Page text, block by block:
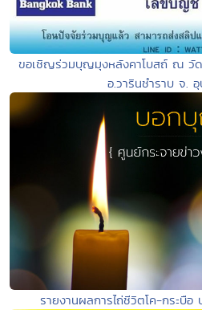
ขอเชิญร่วมบุญมุงหลังคาโบสถ์ ณ วั
อ.วารินชำราบ จ.
รายงานผลการไถ่ชีวิตโค-กระบื